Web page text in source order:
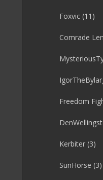
Foxvic (11)
Comrade
Freedom
Kerbiter (3)
SunHorse (3)